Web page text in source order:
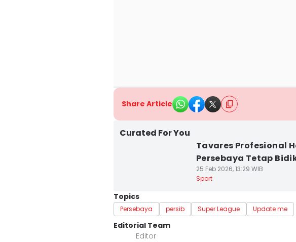
Share Article
Curated For You
Tavares Profesional
Persebaya Tetap
25 Feb 2026, 13:29 WIB
Sport
Topics
Persebaya persib Super League Update me
Editorial Team
Editor